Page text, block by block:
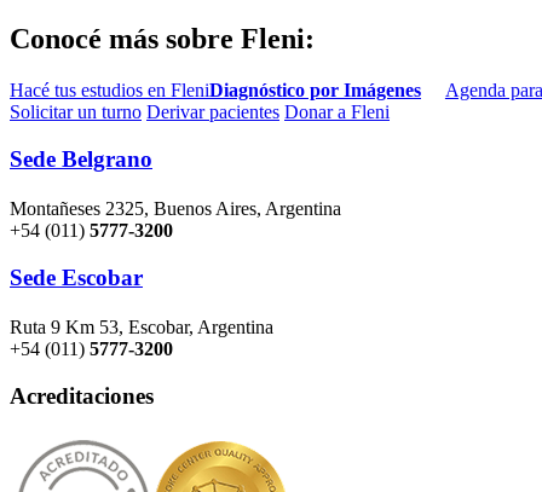
Conocé más sobre Fleni:
Hacé tus estudios en FleniDiagnóstico por Imágenes Agenda
Solicitar un turno Derivar pacientes Donar a Fleni
Sede Belgrano
Montañeses 2325, Buenos Aires, Argentina
+54 (011) 5777-3200
Sede Escobar
Ruta 9 Km 53, Escobar, Argentina
+54 (011) 5777-3200
Acreditaciones